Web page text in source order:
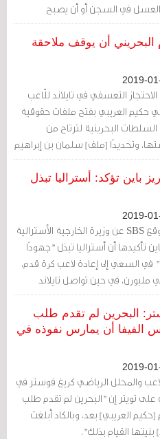
في السجن أو أن يصبح
المركزية في حادث دولي يختبر
بين تايلاند والبحرين وأستراليا
لسلامة الرياضيين على
الداخلية.
البحريني أن يوقف ملاحقة
التعسفي في تايلاند للّاعب
حكيم العريبي بفتح ملفات حقوقية
البحرينية لترتاح من
وتحديدًا [ملف] سلمان بن إبراهيم
رئيس الاتحاد الآسيوي لكرة القدم
وعضو العائلة الحاكمة (53 سنة)، الذي ظلّت
منصب رئاسة الفيفا.
باين تؤكد: أستراليا تبذل
نقل موقع SBS عن وزيرة الخارجية الأسترالية
تأكيدها أن أستراليا تبذل "جهودًا
في السعي إلى إعادة لاعب كرة قدم،
ملبورن، في حين تواصل تايلاند
البحرين لم تقدم طلب
الفيفا أن يمارس نفوذه في
والمحلل الرياضي كريغ فوستر في
على تويتر إن "البحرين لم تقدم طلب
العريبي] بعد، وبالكاد أبلغت
بنيتها القيام بذلك".